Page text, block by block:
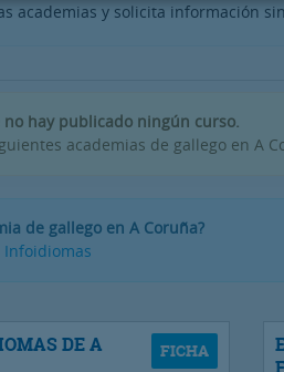
y solicita información
no hay publicado ningún curso.
academias de gallego en A
de gallego en A Coruña?
Infoidiomas
DE A